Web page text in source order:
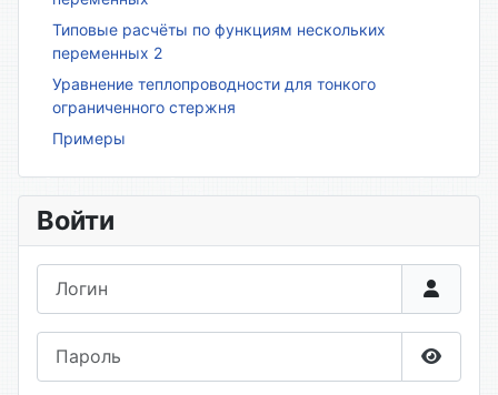
Типовые расчёты по функциям нескольких
переменных 2
Уравнение теплопроводности для тонкого
ограниченного стержня
Примеры
Войти